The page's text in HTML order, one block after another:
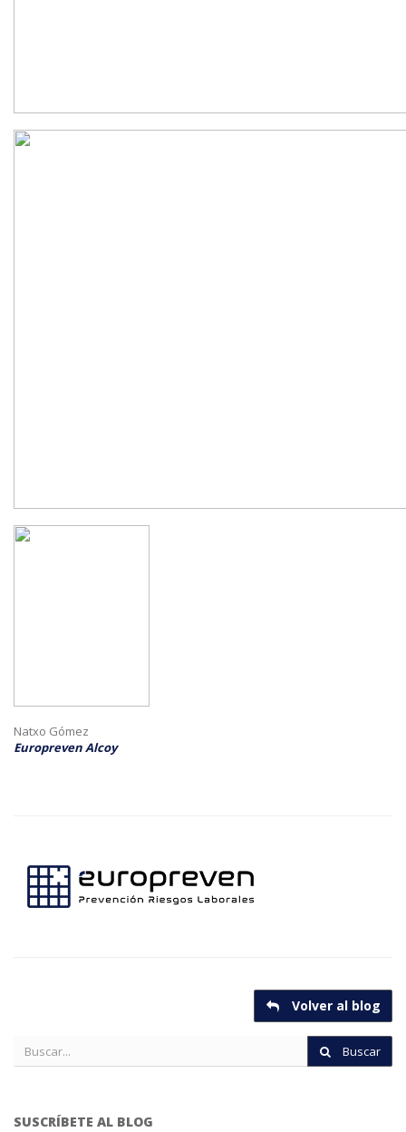
Natxo Gómez
Europreven Alcoy
Volver al blog
Buscar
SUSCRÍBETE AL BLOG